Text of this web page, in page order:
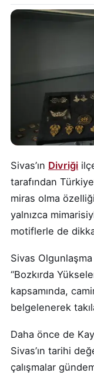
Sivas’ın Divriği
tarafından
miras olma
yalnızca
motiflerle de
Sivas
“Bozkırda
kapsamında,
belgelenerek
Daha önce de
Sivas’ın tarihi
çalışmalar